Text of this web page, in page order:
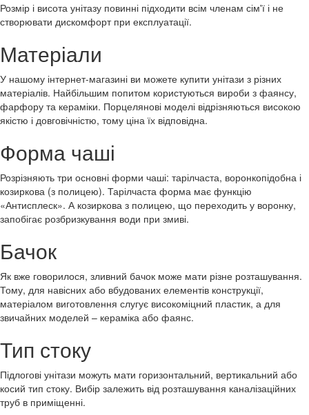
Розмір і висота унітазу повинні підходити всім членам сім'ї і не
створювати дискомфорт при експлуатації.
Матеріали
У нашому інтернет-магазині ви можете купити унітази з різних
матеріалів. Найбільшим попитом користуються вироби з фаянсу,
фарфору та кераміки. Порцелянові моделі відрізняються високою
якістю і довговічністю, тому ціна їх відповідна.
Форма чаші
Розрізняють три основні форми чаші: тарілчаста, воронкопідобна і
козиркова (з полицею). Тарілчаста форма має функцію
«Антисплеск». А козиркова з полицею, що переходить у воронку,
запобігає розбризкування води при змиві.
Бачок
Як вже говорилося, зливний бачок може мати різне розташування.
Тому, для навісних або вбудованих елементів конструкції,
матеріалом виготовлення слугує високоміцний пластик, а для
звичайних моделей – кераміка або фаянс.
Тип стоку
Підлогові унітази можуть мати горизонтальний, вертикальний або
косий тип стоку. Вибір залежить від розташування каналізаційних
труб в приміщенні.